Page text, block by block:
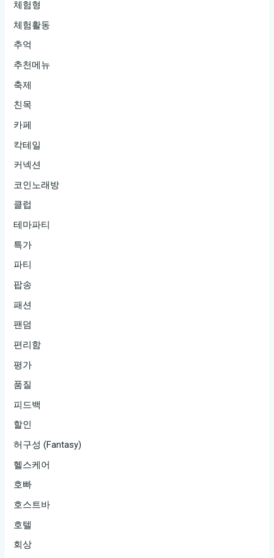
체험형
체험활동
추억
추천메뉴
축제
친목
카페
칵테일
커넥션
코인노래방
클럽
테마파티
특가
파티
팝송
패션
팬덤
편리함
평가
품질
피드백
할인
허구성 (Fantasy)
헬스케어
호빠
호스트바
호텔
회상